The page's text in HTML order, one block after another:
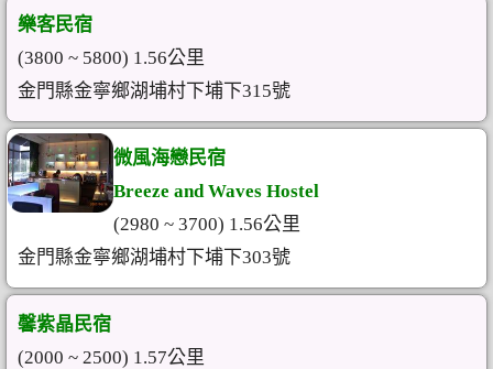
樂客民宿
(3800 ~ 5800) 1.56公里
金門縣金寧鄉湖埔村下埔下315號
微風海戀民宿
Breeze and Waves Hostel
(2980 ~ 3700) 1.56公里
金門縣金寧鄉湖埔村下埔下303號
馨紫晶民宿
(2000 ~ 2500) 1.57公里